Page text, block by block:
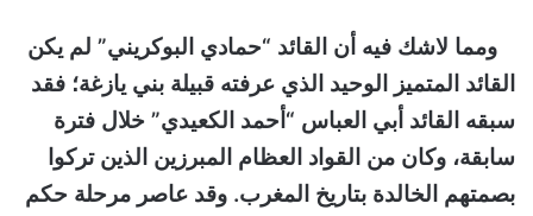
ومما لاشك فيه أن القائد “حمادي البوكريني” لم يكن
القائد المتميز الوحيد الذي عرفته قبيلة بني يازغة؛ فقد
سبقه القائد أبي العباس “أحمد الكعيدي” خلال فترة
سابقة، وكان من القواد العظام المبرزين الذين تركوا
بصمتهم الخالدة بتاريخ المغرب. وقد عاصر مرحلة حكم